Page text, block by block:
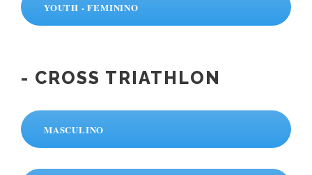
YOUTH - FEMININO
- CROSS TRIATHLON
MASCULINO